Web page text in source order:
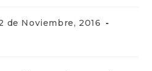
de Noviembre, 2016